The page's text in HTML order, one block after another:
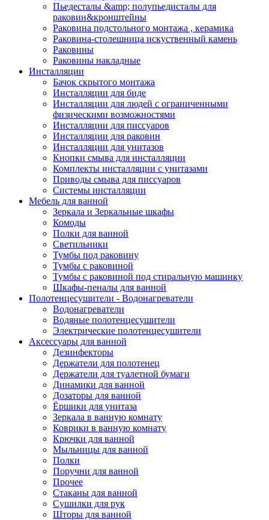
Пьедесталы &amp; полупьедисталы для
раковин&кронштейны
Раковина подстольного монтажа , керамика
Раковина-столешница искуственный камень
Раковины
Раковины накладные
Инсталляции
Бачок скрытого монтажа
Инсталляции для биде
Инсталляции для людей с ограниченными
физическими возможностями
Инсталляции для писсуаров
Инсталляции для раковин
Инсталляции для унитазов
Кнопки смыва для инсталляции
Комплекты инсталляции с унитазами
Приводы смыва для писсуаров
Системы инсталляции
Мебель для ванной
Зеркала и Зеркальные шкафы
Комоды
Полки для ванной
Светильники
Тумбы под раковину
Тумбы с раковиной
Тумбы с раковиной под стиральную машинку
Шкафы-пеналы для ванной
Полотенцесушители - Водонагреватели
Водонагреватели
Водяные полотенцесушители
Электрические полотенцесушители
Аксессуары для ванной
Дезинфекторы
Держатели для полотенец
Держатели для туалетной бумаги
Динамики для ванной
Дозаторы для ванной
Ёршики для унитаза
Зеркала в ванную комнату
Коврики в ванную комнату
Крючки для ванной
Мыльницы для ванной
Полки
Поручни для ванной
Прочее
Стаканы для ванной
Сушилки для рук
Шторы для ванной